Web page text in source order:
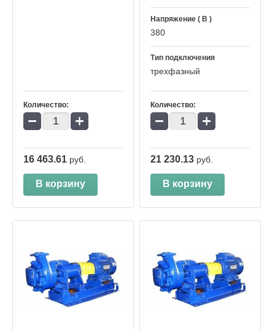
Количество:
− +
16 463.61 руб.
В корзину
Напряжение ( В )
380
Тип подключения
трехфазный
Количество:
− +
21 230.13 руб.
В корзину